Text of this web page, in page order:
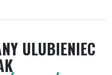
ULUBIENIEC